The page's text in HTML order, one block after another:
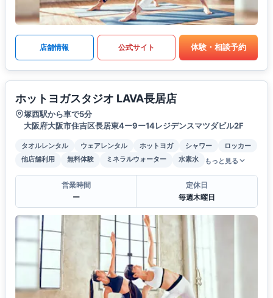
店舗情報 公式サイト 体験・相談予約
ホットヨガスタジオ LAVA長居店
塚西駅から車で5分
大阪府大阪市住吉区長居東4ー9ー14レジデンスマツダビル2F
タオルレンタル ウェアレンタル ホットヨガ シャワー
ロッカー
他店舗利用
無料体験 ミネラルウォーター 水素水 もっと見る
営業時間
ー
定休日
毎週木曜日